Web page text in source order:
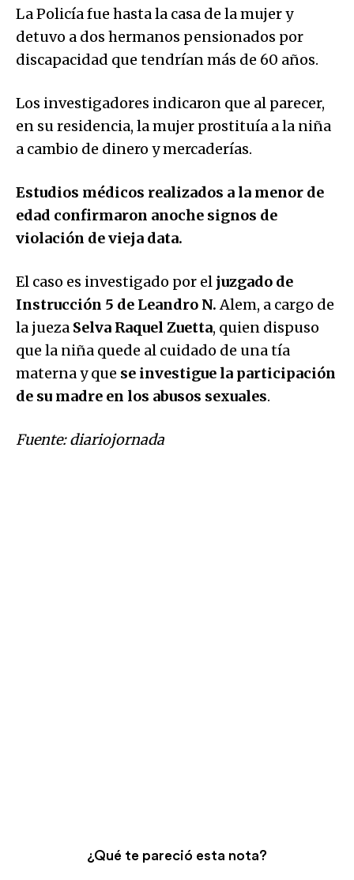
La Policía fue hasta la casa de la mujer y
detuvo a dos hermanos pensionados por
discapacidad que tendrían más de 60 años.
Los investigadores indicaron que al parecer,
en su residencia, la mujer prostituía a la niña
a cambio de dinero y mercaderías.
Estudios médicos realizados a la menor de
edad confirmaron anoche signos de
violación de vieja data.
El caso es investigado por el juzgado de
Instrucción 5 de Leandro N.Alem, a cargo de
la jueza Selva Raquel Zuetta, quien dispuso
que la niña quede al cuidado de una tía
materna y que se investigue la participación
de su madre en los abusos sexuales.
Fuente: diariojornada
¿Qué te pareció esta nota?